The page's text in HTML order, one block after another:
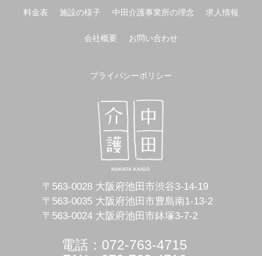
料金表 施設の様子 中田介護事業所の理念 求人情報
会社概要 お問い合わせ
プライバシーポリシー
〒563-0028 大阪府池田市渋谷3-14-19
〒563-0035 大阪府池田市豊島南1-13-2
〒563-0024 大阪府池田市鉢塚3-7-2
電話：072-763-4715